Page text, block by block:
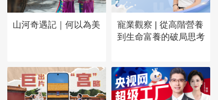
山河奇遇記｜何以為美
寵業觀察 | 從高階營養
到生命富養的破局思考